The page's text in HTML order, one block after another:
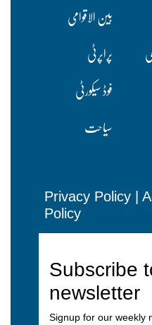
بین الاقوامی
پراپرٹی
فوڈ سیکورٹی
سیاحت
Privacy Policy |
Policy
Subscribe
newsletter
Signup for our weekly